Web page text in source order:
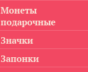
Монеты
подарочные
Значки
Запонки